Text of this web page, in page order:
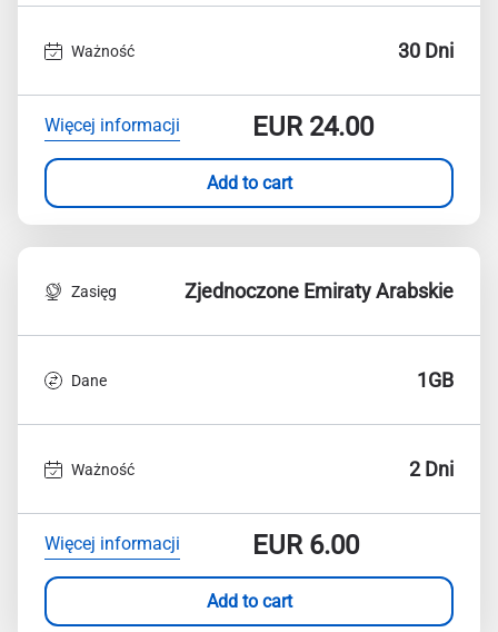
Ważność 30 Dni
Więcej informacji EUR24.00
Add to cart
Zasięg Zjednoczone Emiraty Arabskie
Dane 1GB
Ważność 2 Dni
Więcej informacji EUR6.00
Add to cart